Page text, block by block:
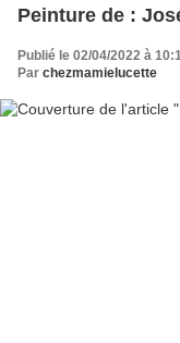
Peinture de :
Publié le 02/04/2022 à
Par chezmamielucette